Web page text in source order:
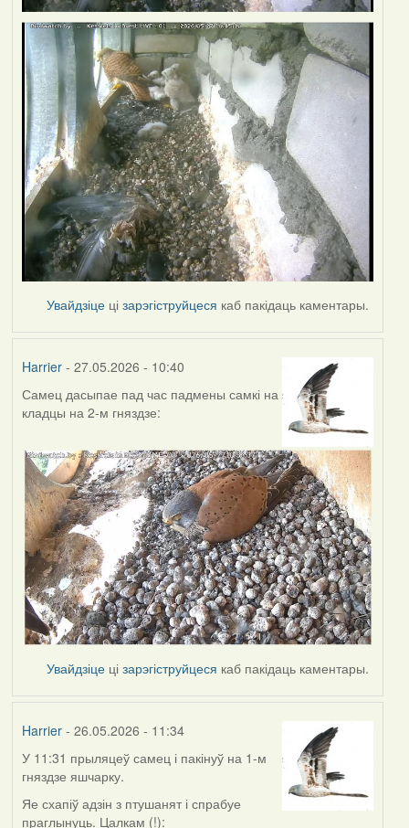
Увайдзіце цізарэгіструйцеся каб пакідаць каментары.
Harrier- 27.05.2026 - 10:40
Самец дасыпае пад час падмены самкі на
кладцы на 2-м гняздзе:
Увайдзіце цізарэгіструйцеся каб пакідаць каментары.
Harrier- 26.05.2026 - 11:34
У 11:31 прыляцеў самец і пакінуў на 1-м
гняздзе яшчарку.
Яе схапіў адзін з птушанят і спрабуе
праглынуць. Цалкам (!):